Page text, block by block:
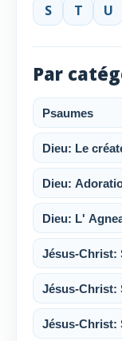
S
T U
Par
Psaumes
Dieu: Le
Dieu:
Dieu: L'
Jésus-Christ:
Jésus-Christ:
Jésus-Christ: